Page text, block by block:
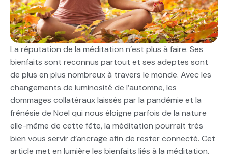
La réputation de la méditation n’est plus à faire. Ses
bienfaits sont reconnus partout et ses adeptes sont
de plus en plus nombreux à travers le monde. Avec les
changements de luminosité de l’automne, les
dommages collatéraux laissés par la pandémie et la
frénésie de Noël qui nous éloigne parfois de la nature
elle-même de cette fête, la méditation pourrait très
bien vous servir d’ancrage afin de rester connecté. Cet
article met en lumière les bienfaits liés à la méditation.